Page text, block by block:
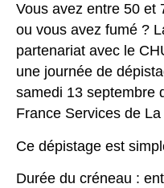
Vous avez entre 50 et
ou vous avez fumé ?
partenariat avec le
une journée de
samedi 13 septembre
France Services de La
Ce dépistage est
Durée du créneau :